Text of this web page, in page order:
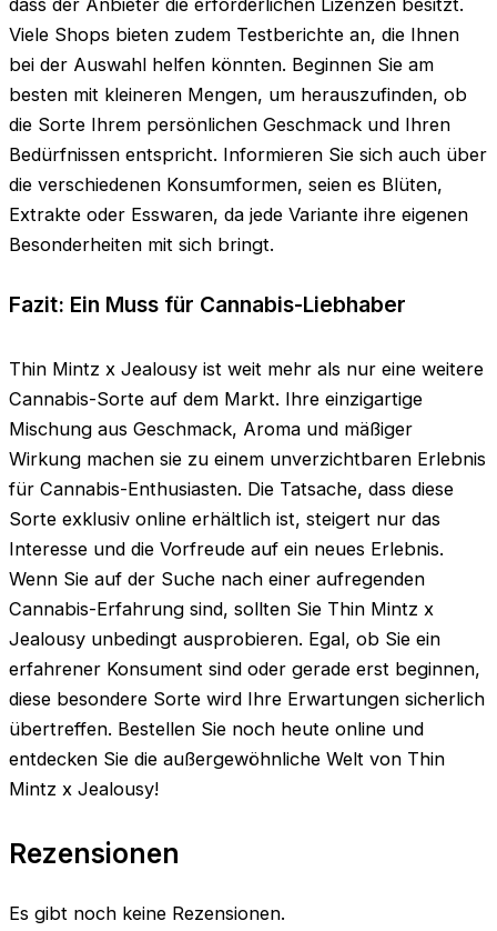
dass der Anbieter die erforderlichen Lizenzen besitzt.
Viele Shops bieten zudem Testberichte an, die Ihnen
bei der Auswahl helfen könnten. Beginnen Sie am
besten mit kleineren Mengen, um herauszufinden, ob
die Sorte Ihrem persönlichen Geschmack und Ihren
Bedürfnissen entspricht. Informieren Sie sich auch über
die verschiedenen Konsumformen, seien es Blüten,
Extrakte oder Esswaren, da jede Variante ihre eigenen
Besonderheiten mit sich bringt.
Fazit: Ein Muss für Cannabis-Liebhaber
Thin Mintz x Jealousy ist weit mehr als nur eine weitere
Cannabis-Sorte auf dem Markt. Ihre einzigartige
Mischung aus Geschmack, Aroma und mäßiger
Wirkung machen sie zu einem unverzichtbaren Erlebnis
für Cannabis-Enthusiasten. Die Tatsache, dass diese
Sorte exklusiv online erhältlich ist, steigert nur das
Interesse und die Vorfreude auf ein neues Erlebnis.
Wenn Sie auf der Suche nach einer aufregenden
Cannabis-Erfahrung sind, sollten Sie Thin Mintz x
Jealousy unbedingt ausprobieren. Egal, ob Sie ein
erfahrener Konsument sind oder gerade erst beginnen,
diese besondere Sorte wird Ihre Erwartungen sicherlich
übertreffen. Bestellen Sie noch heute online und
entdecken Sie die außergewöhnliche Welt von Thin
Mintz x Jealousy!
Rezensionen
Es gibt noch keine Rezensionen.